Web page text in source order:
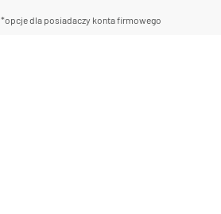
*opcje dla posiadaczy konta firmowego